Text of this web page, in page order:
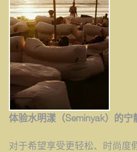
体验水明漾（Seminyak）的宁
对于希望享受更轻松、时尚度